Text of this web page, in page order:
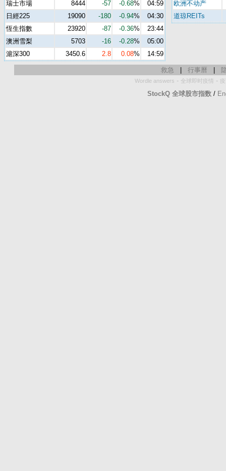
瑞士市場
8444 -57 -0.68%
04:59
日經225
19090 -180 -0.94%
04:30
恆生指數
23920 -87 -0.36%
23:44
澳洲雪梨
5703 -16 -0.28%
05:00
滬深300
3450.6 2.8 0.08% 14:59
欧洲不动产
道琼REITs
救急 行事曆
Wordle answers - 全球即时疫情 -
StockQ 全球股市指数 /